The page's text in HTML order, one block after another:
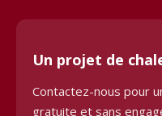
Un projet de
Contactez-nous pour
gratuite et sans